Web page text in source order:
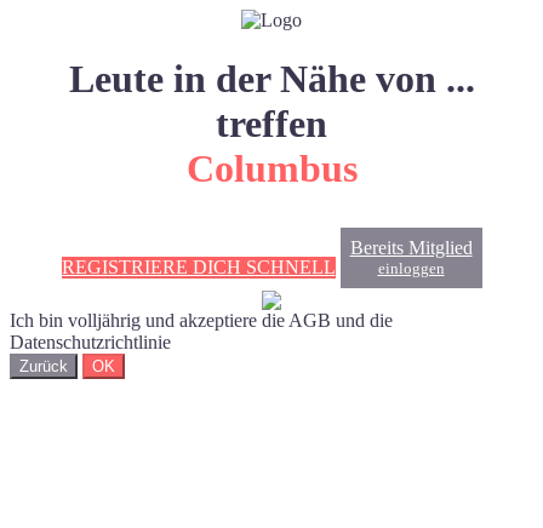
Leute in der Nähe von ...
treffen
Columbus
REGISTRIERE DICH SCHNELL
Bereits Mitglied
einloggen
Ich bin volljährig und akzeptiere die AGB und die
Datenschutzrichtlinie
Zurück OK